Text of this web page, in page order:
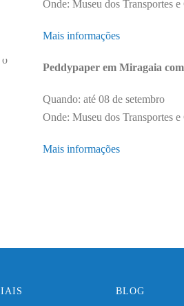
Onde: Museu dos Transportes
Mais informações
Peddypaper em Miragaia
Quando: até 08 de setembro
Onde: Museu dos Transportes
Mais informações
BLOG